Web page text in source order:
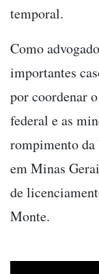
temporal.
Como
importantes
por coordenar
federal e as
rompimento da
em Minas
de
Monte.